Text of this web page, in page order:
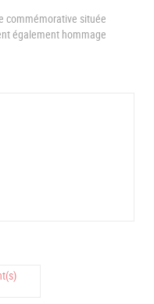
commémorative située
également hommage